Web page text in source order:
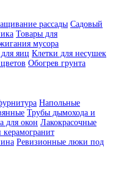
рассады Садовый
Товары для
мусора
яиц Клетки для несушек
Обогрев грунта
Напольные
Трубы дымохода и
для окон Лакокрасочные
Ревизионные люки под